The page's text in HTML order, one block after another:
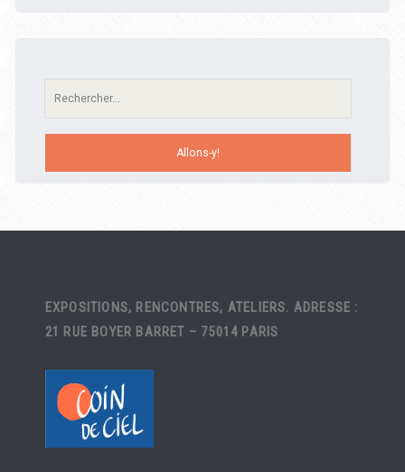
Recherche:
EXPOSITIONS, RENCONTRES, ATELIERS. ADRESSE :
21 RUE BOYER BARRET – 75014 PARIS